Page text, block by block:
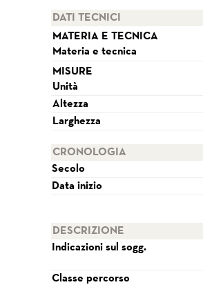
DATI TECNICI
MATERIA E TECNICA
Materia e tecnica
MISURE
Unità
Altezza
Larghezza
CRONOLOGIA
Secolo
Data inizio
DESCRIZIONE
Indicazioni sul sogg.
Classe percorso